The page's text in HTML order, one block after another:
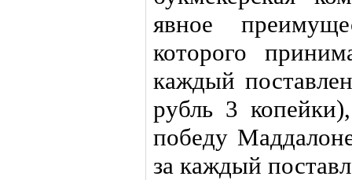
явное
которого
каждый
рубль 3
победу
за каждый